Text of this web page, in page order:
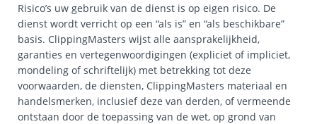
Risico’s uw gebruik van de dienst is op eigen risico. De
dienst wordt verricht op een “als is” en “als beschikbare”
basis. ClippingMasters wijst alle aansprakelijkheid,
garanties en vertegenwoordigingen (expliciet of impliciet,
mondeling of schriftelijk) met betrekking tot deze
voorwaarden, de diensten, ClippingMasters materiaal en
handelsmerken, inclusief deze van derden, of vermeende
ontstaan door de toepassing van de wet, op grond van